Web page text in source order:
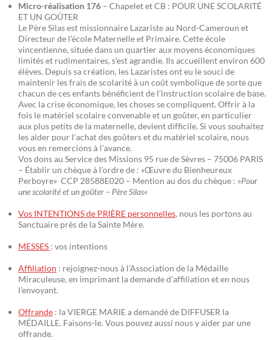
Micro-réalisation 176 – Chapelet et CB : POUR UNE SCOLARITÉ
ET UN GOÛTER
Le Père Silas est missionnaire Lazariste au Nord-Cameroun et
Directeur de l’école Maternelle et Primaire. Cette école
vincentienne, située dans un quartier aux moyens économiques
limités et rudimentaires, s’est agrandie. Ils accueillent environ 600
élèves. Depuis sa création, les Lazaristes ont eu le souci de
maintenir les frais de scolarité à un coût symbolique de sorte que
chacun de ces enfants bénéficient de l’instruction scolaire de base.
Avec la crise économique, les choses se compliquent. Offrir à la
fois le matériel scolaire convenable et un goûter, en particulier
aux plus petits de la maternelle, devient difficile. Si vous souhaitez
les aider pour l’achat des goûters et du matériel scolaire, nous
vous en remercions à l’avance.
Vos dons au Service des Missions 95 rue de Sèvres – 75006 PARIS
– Établir un chèque à l’ordre de : «Œuvre du Bienheureux
Perboyre» CCP 28588E020 – Mention au dos du chèque : »Pour
une scolarité et un goûter – Père Silas«
Vos INTENTIONS de PRIÈRE personnelles, nous les portons au
Sanctuaire près de la Sainte Mère.
MESSES : vos intentions
Affiliation : rejoignez-nous à l’Association de la Médaille
Miraculeuse, en imprimant la demande d’affiliation et en nous
l’envoyant.
Offrande : la VIERGE MARIE a demandé de DIFFUSER la
MÉDAILLE. Faisons-le. Vous pouvez aussi nous y aider par une
offrande.